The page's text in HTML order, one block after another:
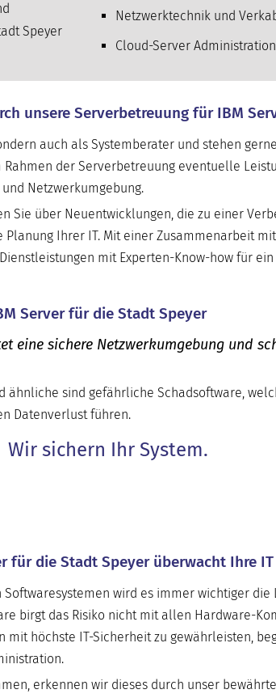
Speyer
Netzwerktechnik und
Cloud-Server Administration
unsere Serverbetreuung für IBM
auch als Systemberater und stehen
der Serverbetreuung eventuelle
Netzwerkumgebung.
Sie über Neuentwicklungen, die zu einer
Ihrer IT. Mit einer Zusammenarbeit
mit Experten-Know-how für
Server für die Stadt Speyer
eine sichere Netzwerkumgebung und
ähnliche sind gefährliche Schadsoftware,
Datenverlust führen.
Wir sichern Ihr System.
für die Stadt Speyer überwacht Ihre
wird es immer wichtiger die
birgt das Risiko nicht mit allen Hardware-
mit höchste IT-Sicherheit zu gewährleisten,
erkennen wir dieses durch unser